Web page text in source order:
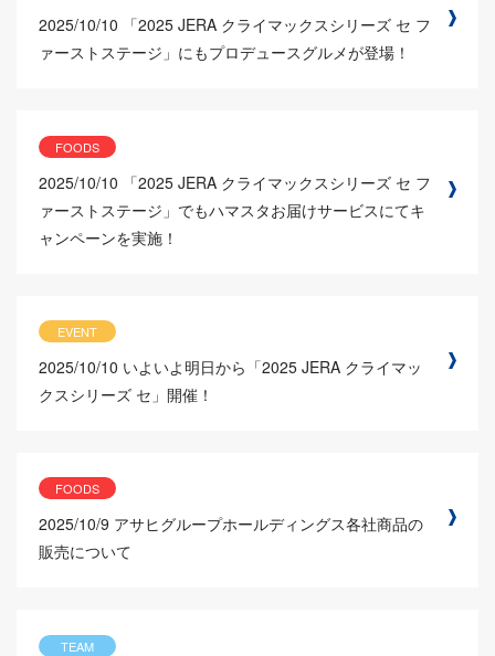
2025/10/10
「2025 JERA クライマックスシリーズ セ フ
ァーストステージ」にもプロデュースグルメが登場！
FOODS
2025/10/10
「2025 JERA クライマックスシリーズ セ フ
ァーストステージ」でもハマスタお届けサービスにてキ
ャンペーンを実施！
EVENT
2025/10/10 いよいよ明日から「2025 JERA クライマッ
クスシリーズ セ」開催！
FOODS
2025/10/9 アサヒグループホールディングス各社商品の
販売について
TEAM